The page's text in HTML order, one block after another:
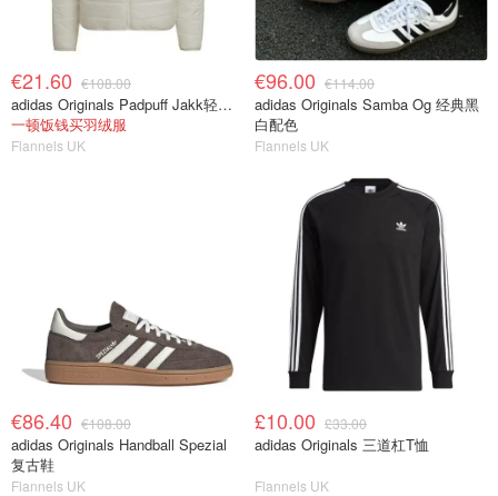
€21.60 €108.00
adidas Originals Padpuff Jakk轻量羽绒
一顿饭钱买羽绒服
Flannels UK
€96.00 €114.00
adidas Originals Samba Og 经典黑
白配色
Flannels UK
€86.40 €108.00
adidas Originals Handball Spezial
复古鞋
Flannels UK
£10.00 £33.00
adidas Originals 三道杠T恤
Flannels UK